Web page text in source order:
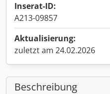
Inserat-ID:
A213-09857
Aktualisierung:
zuletzt am 24.02.2026
Beschreibung